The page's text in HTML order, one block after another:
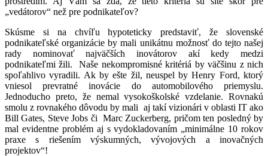
„vedátorov“ než pre podnikateľov?
Skúsme si na chvíľu hypoteticky predstaviť, že slovenské
podnikateľské organizácie by mali unikátnu možnosť do tejto našej
rady nominovať najväčších inovátorov akí kedy medzi
podnikateľmi žili. Naše nekompromisné kritériá by väčšinu z nich
spoľahlivo vyradili. Ak by ešte žil, neuspel by Henry Ford, ktorý
vniesol prevratné inovácie do automobilového priemyslu.
Jednoducho preto, že nemal vysokoškolské vzdelanie. Rovnakú
smolu z rovnakého dôvodu by mali aj takí vizionári v oblasti IT ako
Bill Gates, Steve Jobs či Marc Zuckerberg, pričom ten posledný by
mal evidentne problém aj s vydokladovaním „minimálne 10 rokov
praxe s riešením výskumných, vývojových a inovačných
projektov“!